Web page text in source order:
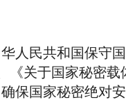
人民共和国保守
《关于国家秘密
保国家秘密绝对